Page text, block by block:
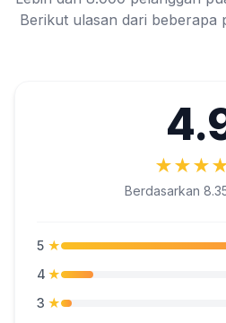
Berikut ulasan dari beberapa
★★★
Berdasarkan
5 ★
4 ★
3 ★